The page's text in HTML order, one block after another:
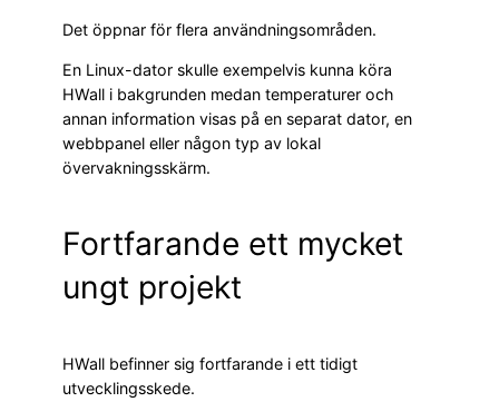
Det öppnar för flera användningsområden.
En Linux-dator skulle exempelvis kunna köra
HWall i bakgrunden medan temperaturer och
annan information visas på en separat dator, en
webbpanel eller någon typ av lokal
övervakningsskärm.
Fortfarande ett mycket
ungt projekt
HWall befinner sig fortfarande i ett tidigt
utvecklingsskede.